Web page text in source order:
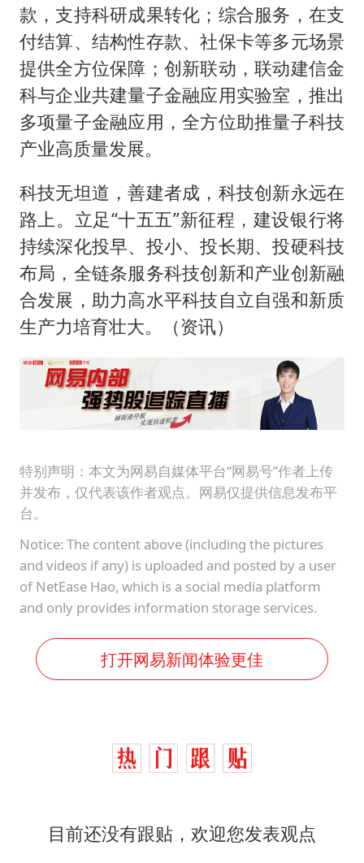
款，支持科研成果转化；综合服务，在支
付结算、结构性存款、社保卡等多元场景
提供全方位保障；创新联动，联动建信金
科与企业共建量子金融应用实验室，推出
多项量子金融应用，全方位助推量子科技
产业高质量发展。
科技无坦道，善建者成，科技创新永远在
路上。立足“十五五”新征程，建设银行将
持续深化投早、投小、投长期、投硬科技
布局，全链条服务科技创新和产业创新融
合发展，助力高水平科技自立自强和新质
生产力培育壮大。（资讯）
特别声明：本文为网易自媒体平台“网易号”作者上传
并发布，仅代表该作者观点。网易仅提供信息发布平
台。
Notice: The content above (including the pictures
and videos if any) is uploaded and posted by a user
of NetEase Hao, which is a social media platform
and only provides information storage services.
打开网易新闻体验更佳
目前还没有跟贴，欢迎您发表观点